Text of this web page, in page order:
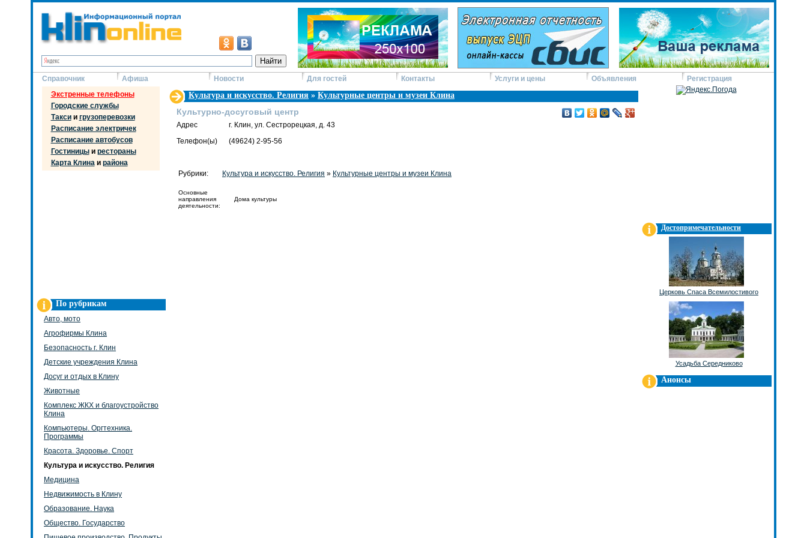
Справочник Афиша Новости Для гостей Контакты Услуги и цены Объявления
Регистрация
Экстренные телефоны
Городские службы
Таксии грузоперевозки
Расписание электричек
Расписание автобусов
Гостиницыи рестораны
Карта Клинаи района
По рубрикам
Авто, мото
Агрофирмы Клина
Безопасность г. Клин
Детские учреждения Клина
Досуг и отдых в Клину
Животные
Комплекс ЖКХ и благоустройство
Клина
Компьютеры. Оргтехника.
Программы
Красота. Здоровье. Спорт
Культура и искусство. Религия
Медицина
Недвижимость в Клину
Образование. Наука
Общество. Государство
Культура и искусство. Религия » Культурные центры и музеи Клина
Культурно-досуговый центр
Адрес
г. Клин, ул. Сестрорецкая, д. 43
Телефон(ы)
(49624) 2-95-56
Рубрики: Культура и искусство. Религия » Культурные центры и музеи Клина
Основные
направления
деятельности:
Дома культуры
Достопримечательности
Церковь Спаса Всемилостивого
Усадьба Середниково
Анонсы